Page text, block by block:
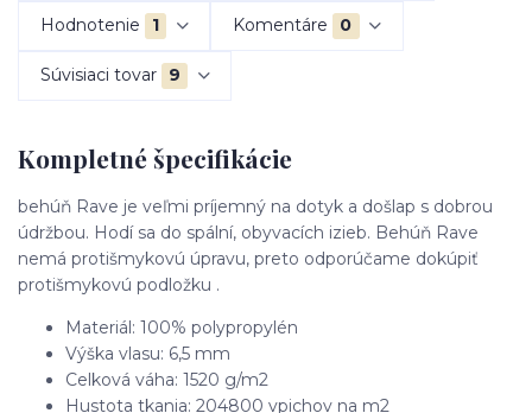
Hodnotenie 1 Komentáre 0
Súvisiaci tovar 9
Kompletné špecifikácie
behúň Rave je veľmi príjemný na dotyk a došlap s dobrou
údržbou. Hodí sa do spální, obyvacích izieb. Behúň Rave
nemá protišmykovú úpravu, preto odporúčame dokúpiť
protišmykovú podložku .
Materiál: 100% polypropylén
Výška vlasu: 6,5 mm
Celková váha: 1520 g/m2
Hustota tkania: 204800 vpichov na m2